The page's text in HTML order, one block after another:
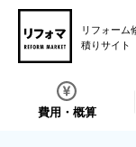
リフォーム
積りサイト
費用・概算